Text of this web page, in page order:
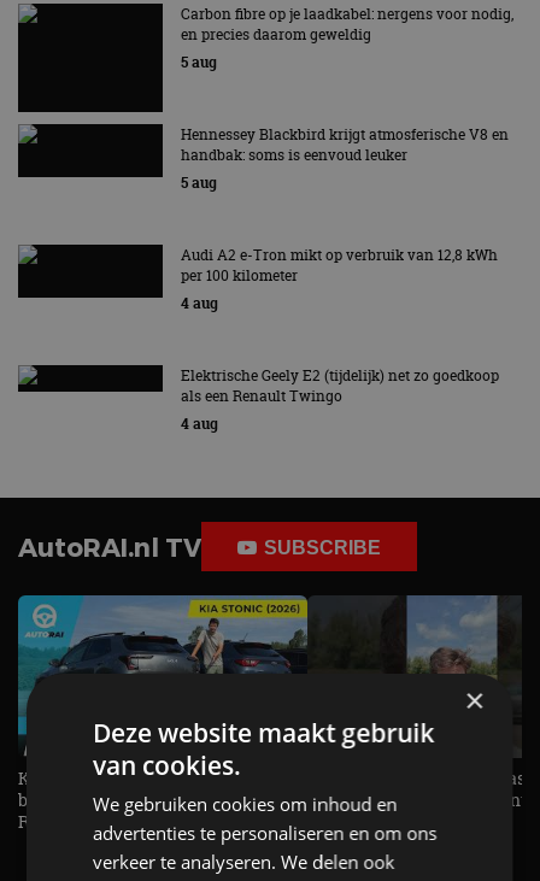
Carbon fibre op je laadkabel: nergens voor nodig,
en precies daarom geweldig
5 aug
Hennessey Blackbird krijgt atmosferische V8 en
handbak: soms is eenvoud leuker
5 aug
Audi A2 e-Tron mikt op verbruik van 12,8 kWh
per 100 kilometer
4 aug
Elektrische Geely E2 (tijdelijk) net zo goedkoop
als een Renault Twingo
4 aug
AutoRAI.nl TV SUBSCRIBE
KIA Stonic Mild-Hybrid (2026),
benzine, handbak, het bestaat nog! -
REVIEW - AutoRAI TV
Welke elektrische auto past
De EV Experience geeft
×
Deze website maakt gebruik
van cookies.
We gebruiken cookies om inhoud en
advertenties te personaliseren en om ons
verkeer te analyseren. We delen ook